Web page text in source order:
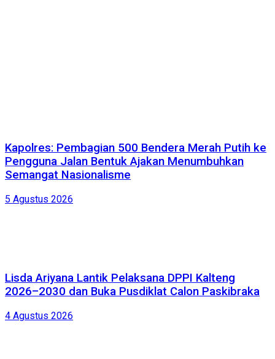
Kapolres: Pembagian 500 Bendera Merah Putih ke
Pengguna Jalan Bentuk Ajakan Menumbuhkan
Semangat Nasionalisme
5 Agustus 2026
Lisda Ariyana Lantik Pelaksana DPPI Kalteng
2026–2030 dan Buka Pusdiklat Calon Paskibraka
4 Agustus 2026